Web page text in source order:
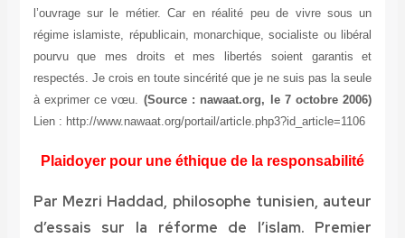
l’ouvrage sur le métier. Car en réalité peu de vivre sous un
régime islamiste, républicain, monarchique, socialiste ou libéral
pourvu que mes droits et mes libertés soient garantis et
respectés. Je crois en toute sincérité que je ne suis pas la seule
à exprimer ce vœu. (Source : nawaat.org, le 7 octobre 2006)
Lien : http://www.nawaat.org/portail/article.php3?id_article=1106
Plaidoyer pour une éthique de la responsabilité
Par Mezri Haddad, philosophe tunisien, auteur
d’essais sur la réforme de l’islam. Premier